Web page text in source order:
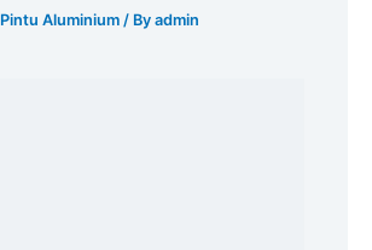
Pintu Aluminium / Byadmin